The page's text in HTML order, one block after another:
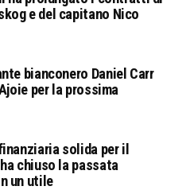
e del capitano Nico
bianconero Daniel Carr
per la prossima
solida per il
chiuso la passata
un utile